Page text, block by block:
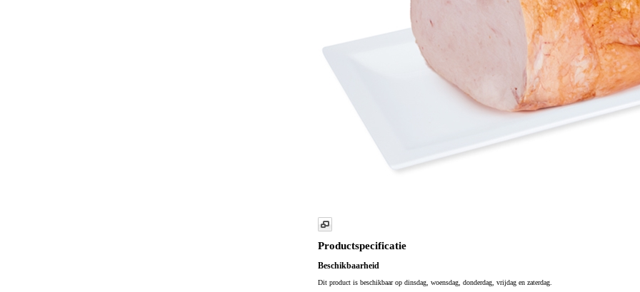
Productspecificatie
Beschikbaarheid
Dit product is beschikbaar op dinsdag, woensdag, donderdag, vrijdag en zaterdag.